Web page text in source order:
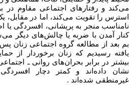
می‌کند و رفتارهای اجتماعی مقاوم در
استرس را تقویت می‌کند، اما در مقابل،
نامناسب منجر به پریشانی، افسردگی یا
کنار آمدن با ضربه یا چالش‌های دیگر
یافته رسیدیم که زنان برخوردار از
بیشتر در برابر بحران‌های روانی ـ
نشان داده‌اند و کمتر دچار
غیرمنطقی شده‌اند .